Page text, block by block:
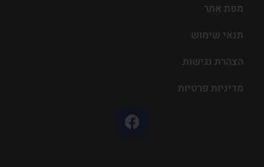
מפת אתר
תנאי שימוש
הצהרת נגישות
מדיניות פרטיות